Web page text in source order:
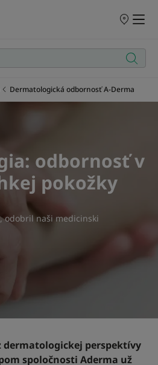
PREDAJNÉ
Dermatologická odbornosť A-Derma
odbornosť v
pokožky
, odobrilnaši medicinski
perspektívy
spoločnosti Aderma už